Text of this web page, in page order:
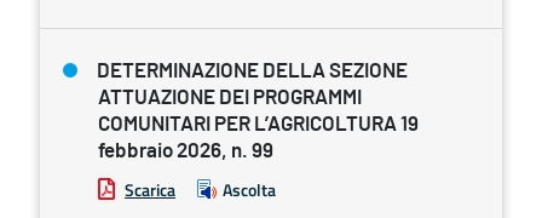
DETERMINAZIONE DELLA SEZIONE
ATTUAZIONE DEI PROGRAMMI
COMUNITARI PER L’AGRICOLTURA 19
febbraio 2026, n. 99
Scarica Ascolta